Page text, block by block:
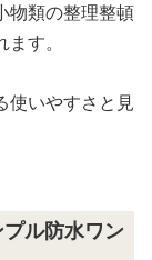
物類の整理整頓
す。
使いやすさと見
ル防水ワン